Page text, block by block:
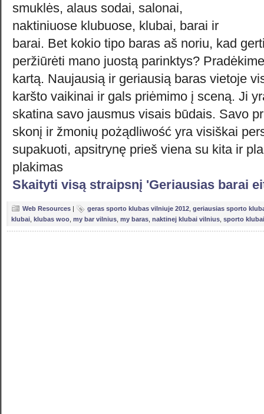
smuklės, alaus sodai, salonai,
naktiniuose klubuose, klubai, barai ir
barai. Bet kokio tipo baras aš noriu, kad
peržiūrėti mano juostą parinktys?
kartą. Naujausią ir geriausią baras vietoje
karšto vaikinai ir gals priėmimo į sceną. Ji
skatina savo jausmus visais būdais. Savo
skonį ir žmonių pożądliwość yra visiškai
supakuoti, apsitrynę prieš viena su kita ir
plakimas
Skaityti visą straipsnį 'Geriausias barai
Web Resources | geras sporto klubas vilniuje 2012 geriausias sporto
klubai klubas woo my bar vilnius my baras naktinej klubai vilnius sporto